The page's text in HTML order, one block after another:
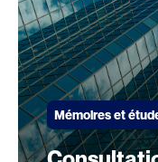
Mémoires et